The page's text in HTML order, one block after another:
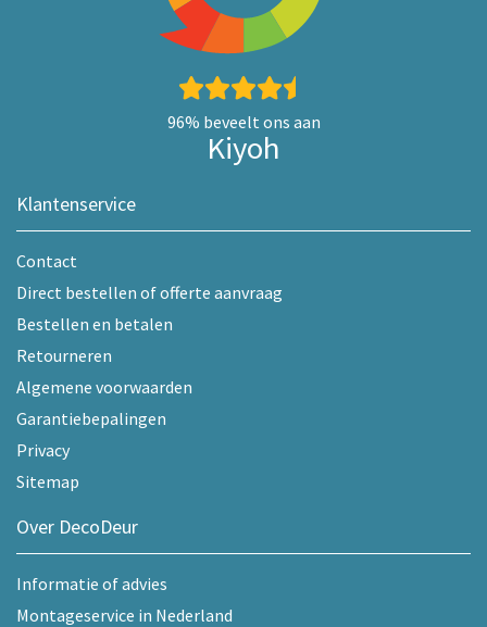
96% beveelt ons aan
Kiyoh
Klantenservice
Contact
Direct bestellen of offerte aanvraag
Bestellen en betalen
Retourneren
Algemene voorwaarden
Garantiebepalingen
Privacy
Sitemap
Over DecoDeur
Informatie of advies
Montageservice in Nederland